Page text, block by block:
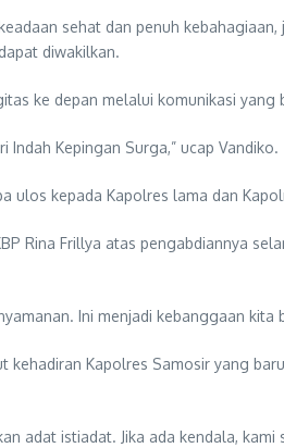
sehat dan penuh
diwakilkan.
ke depan melalui komunikasi yang
Kepingan Surga,” ucap Vandiko.
ulos kepada Kapolres lama dan
Rina Frillya atas pengabdiannya
Ini menjadi kebanggaan kita
Kapolres Samosir yang
adat istiadat. Jika ada kendala, kami